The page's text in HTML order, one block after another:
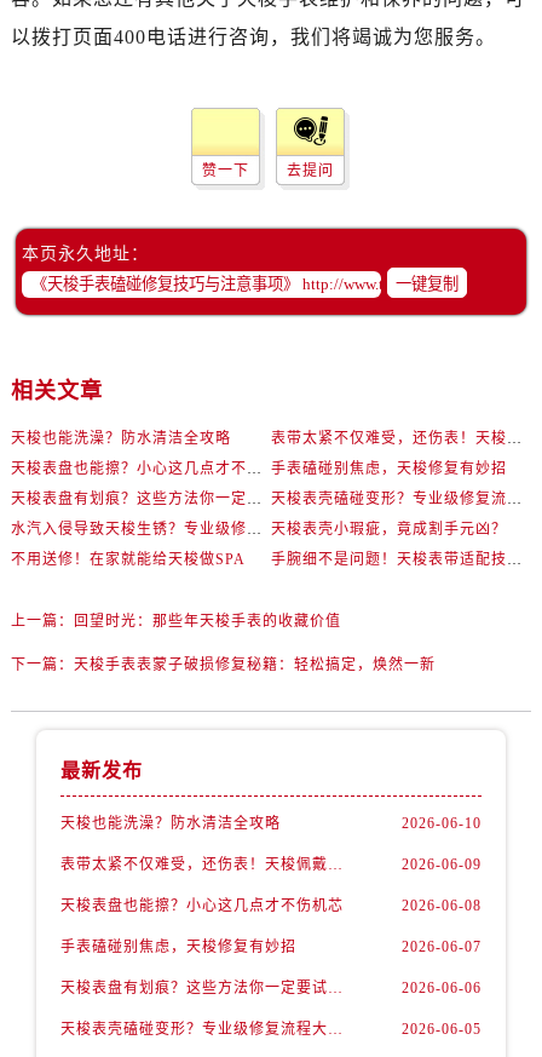
以拨打页面400电话进行咨询，我们将竭诚为您服务。
赞一下 去提问
本页永久地址：
一键复制
相关文章
天梭也能洗澡？防水清洁全攻略
手表磕碰别焦虑，天梭修复有妙招
天梭表壳小瑕疵，竟成割手元凶？
不用送修！在家就能给天梭做SPA
上一篇： 回望时光：那些年天梭手表的收藏价值
下一篇： 天梭手表表蒙子破损修复秘籍：轻松搞定，焕然一新
最新发布
天梭也能洗澡？防水清洁全攻略 2026-06-10
2026-06-09
天梭表盘也能擦？小心这几点才不伤机芯 2026-06-08
手表磕碰别焦虑，天梭修复有妙招 2026-06-07
2026-06-06
2026-06-05